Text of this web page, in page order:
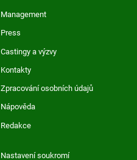
Management
Press
Castingy a výzvy
Kontakty
Zpracování osobních údajů
Nápověda
Redakce
Nastavení soukromí